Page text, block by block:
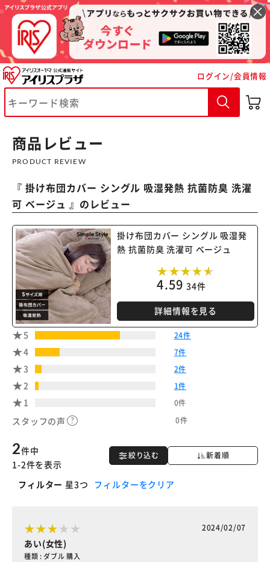
ログイン/会員情報
商品レビュー
PRODUCT REVIEW
『 掛け布団カバー シングル 吸湿発熱 抗菌防臭 洗濯
可 ベージュ 』のレビュー
掛け布団カバー シングル 吸湿発
熱 抗菌防臭 洗濯可 ベージュ
4.59 34件
詳細情報を見る
5 24件
4 7件
3 2件
2 1件
1 0件
スタッフの声 0件
絞り込む 新着順
2件中
1-2件を表示
フィルター 星3つ フィルターをクリア
2024/02/07
あい(女性)
種類 : ダブル 購入
※ご確認ください